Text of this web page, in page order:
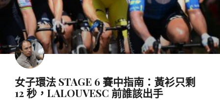
女子環法 STAGE 6 賽中指南：黃衫只剩
12 秒，LALOUVESC 前誰該出手